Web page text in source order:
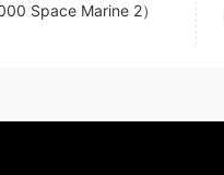
Space Marine 2）